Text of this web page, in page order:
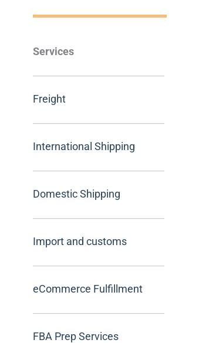
Services
Freight
International Shipping
Domestic Shipping
Import and customs
eCommerce Fulfillment
FBA Prep Services